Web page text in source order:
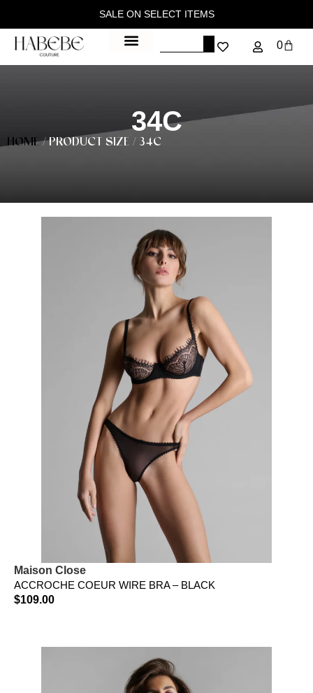
SALE ON SELECT ITEMS
0
34C
HOME/ PRODUCT SIZE / 34C
Maison Close
ACCROCHE COEUR WIRE BRA – BLACK
$109.00